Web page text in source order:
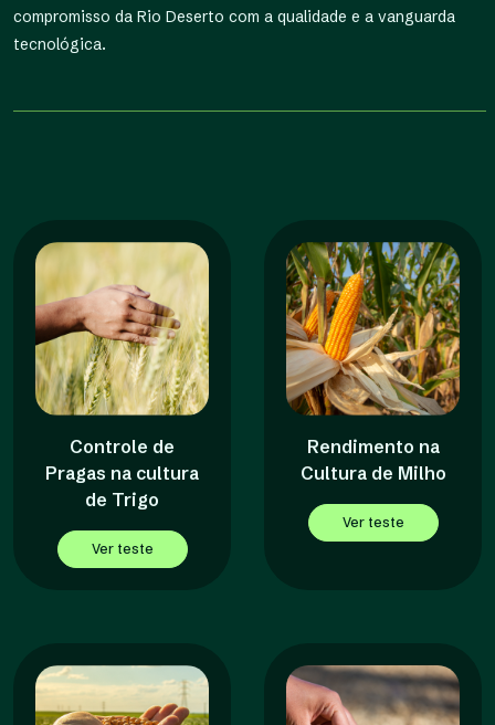
compromisso da Rio Deserto com a qualidade e a vanguarda
tecnológica.
Controle de
Pragas na cultura
de Trigo
Ver teste
Rendimento na
Cultura de Milho
Ver teste